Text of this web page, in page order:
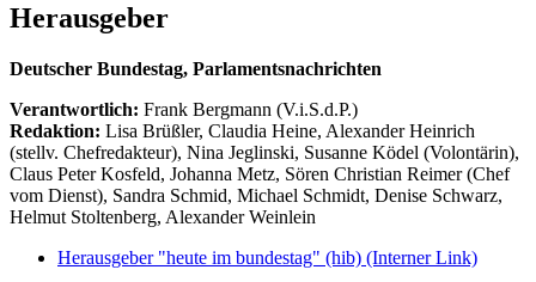
Herausgeber
Deutscher Bundestag, Parlamentsnachrichten
Verantwortlich: Frank Bergmann (V.i.S.d.P.)
Redaktion: Lisa Brüßler, Claudia Heine, Alexander Heinrich
(stellv. Chefredakteur), Nina Jeglinski, Susanne Ködel (Volontärin),
Claus Peter Kosfeld, Johanna Metz, Sören Christian Reimer (Chef
vom Dienst), Sandra Schmid, Michael Schmidt, Denise Schwarz,
Helmut Stoltenberg, Alexander Weinlein
Herausgeber "heute im bundestag" (hib) (Interner Link)